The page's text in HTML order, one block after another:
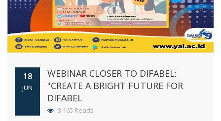
18
JUN
WEBINAR CLOSER TO DIFABEL:
"CREATE A BRIGHT FUTURE FOR
DIFABEL
3.165 Reads